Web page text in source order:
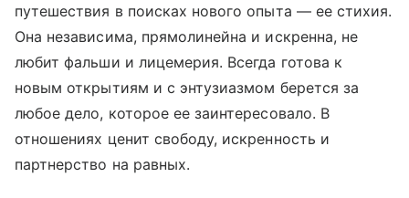
путешествия в поисках нового опыта — ее стихия.
Она независима, прямолинейна и искренна, не
любит фальши и лицемерия. Всегда готова к
новым открытиям и с энтузиазмом берется за
любое дело, которое ее заинтересовало. В
отношениях ценит свободу, искренность и
партнерство на равных.